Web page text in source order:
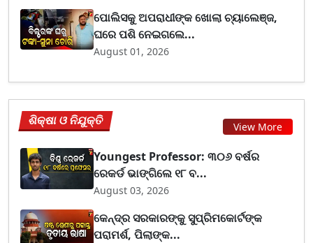
ପୋଲିସକୁ ଅପରାଧୀଙ୍କ ଖୋଲା ଚ୍ୟାଲେଞ୍ଜ,
ଘରେ ପଶି ନେଇଗଲେ...
August 01, 2026
ଶିକ୍ଷା ଓ ନିଯୁକ୍ତି View More
Youngest Professor: ୩୦୬ ବର୍ଷର
ରେକର୍ଡ ଭାଙ୍ଗିଲେ ୧୮ ବ...
August 03, 2026
କେନ୍ଦ୍ର ସରକାରଙ୍କୁ ସୁପ୍ରିମକୋର୍ଟଙ୍କ
ପରାମର୍ଶ, ପିଲାଙ୍କ...